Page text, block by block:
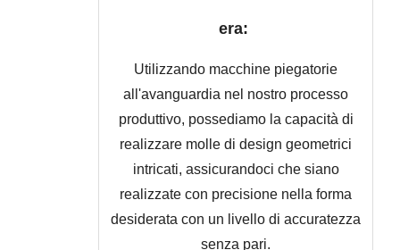
era:
Utilizzando macchine piegatorie
all'avanguardia nel nostro processo
produttivo, possediamo la capacità di
realizzare molle di design geometrici
intricati, assicurandoci che siano
realizzate con precisione nella forma
desiderata con un livello di accuratezza
senza pari.